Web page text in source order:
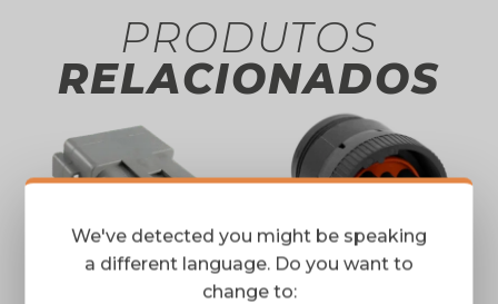
PRODUTOS
RELACIONADOS
We've detected you might be speaking
a different language. Do you want to
change to: